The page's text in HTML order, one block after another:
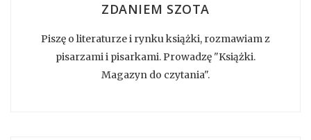
ZDANIEM SZOTA
Piszę o literaturze i rynku książki, rozmawiam z
pisarzami i pisarkami. Prowadzę "Książki.
Magazyn do czytania".